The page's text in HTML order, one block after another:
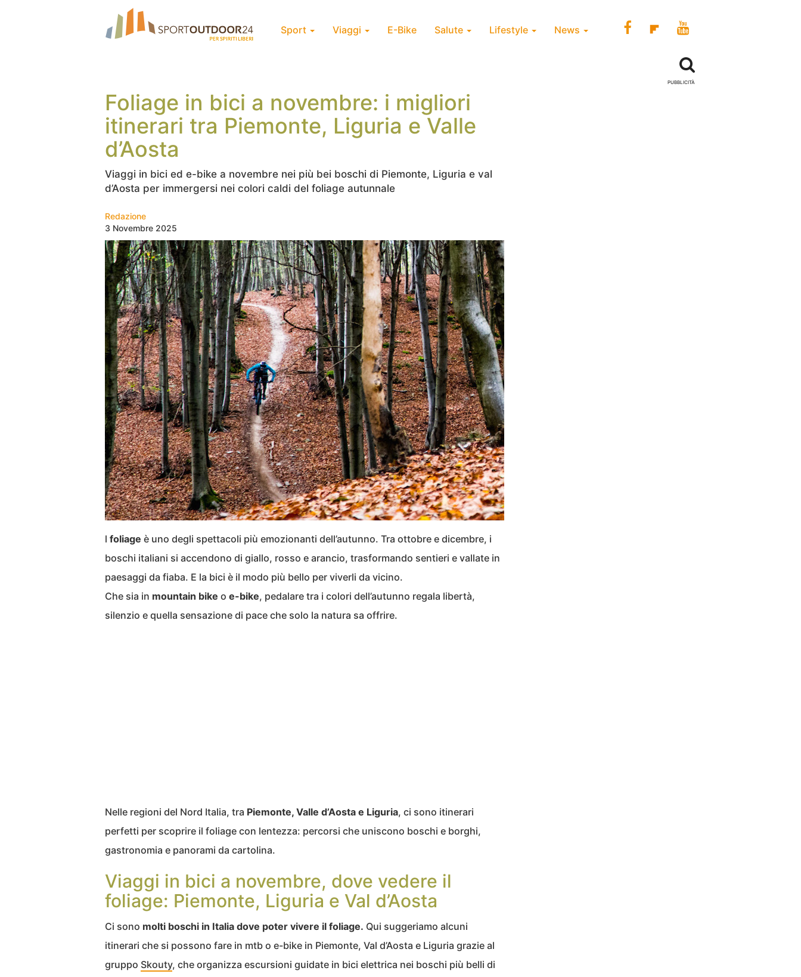
Sport Viaggi E-Bike Salute Lifestyle News
Foliage in bici a novembre: i migliori
itinerari tra Piemonte, Liguria e Valle
d’Aosta
Viaggi in bici ed e-bike a novembre nei più bei boschi di Piemonte, Liguria e val
d’Aosta per immergersi nei colori caldi del foliage autunnale
Redazione
3 Novembre 2025
l foliage è uno degli spettacoli più emozionanti dell’autunno. Tra ottobre e dicembre, i
boschi italiani si accendono di giallo, rosso e arancio, trasformando sentieri e vallate in
paesaggi da fiaba. E la bici è il modo più bello per viverli da vicino.
Che sia in mountain bike o e-bike, pedalare tra i colori dell’autunno regala libertà,
silenzio e quella sensazione di pace che solo la natura sa offrire.
Nelle regioni del Nord Italia, tra Piemonte, Valle d’Aosta e Liguria, ci sono itinerari
perfetti per scoprire il foliage con lentezza: percorsi che uniscono boschi e borghi,
gastronomia e panorami da cartolina.
Viaggi in bici a novembre, dove vedere il
foliage: Piemonte, Liguria e Val d’Aosta
Ci sono molti boschi in Italia dove poter vivere il foliage. Qui suggeriamo alcuni
itinerari che si possono fare in mtb o e-bike in Piemonte, Val d’Aosta e Liguria grazie al
gruppo Skouty, che organizza escursioni guidate in bici elettrica nei boschi più belli di
PUBBLICITÀ